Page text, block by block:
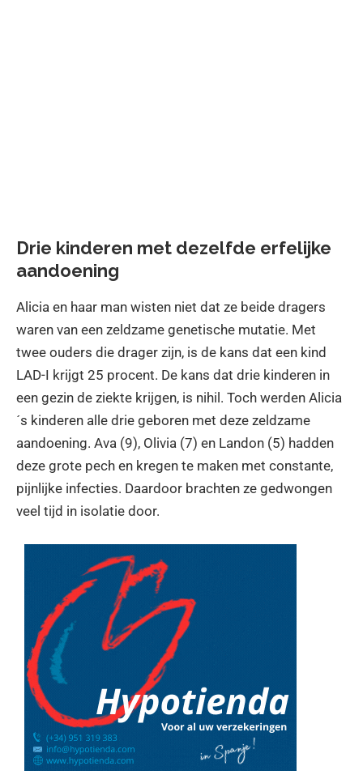
Drie kinderen met dezelfde erfelijke
aandoening
Alicia en haar man wisten niet dat ze beide dragers
waren van een zeldzame genetische mutatie. Met
twee ouders die drager zijn, is de kans dat een kind
LAD-I krijgt 25 procent. De kans dat drie kinderen in
een gezin de ziekte krijgen, is nihil. Toch werden Alicia
´s kinderen alle drie geboren met deze zeldzame
aandoening. Ava (9), Olivia (7) en Landon (5) hadden
deze grote pech en kregen te maken met constante,
pijnlijke infecties. Daardoor brachten ze gedwongen
veel tijd in isolatie door.